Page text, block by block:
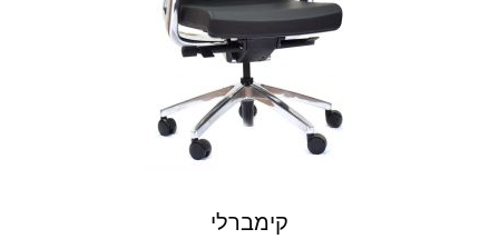
קימברלי